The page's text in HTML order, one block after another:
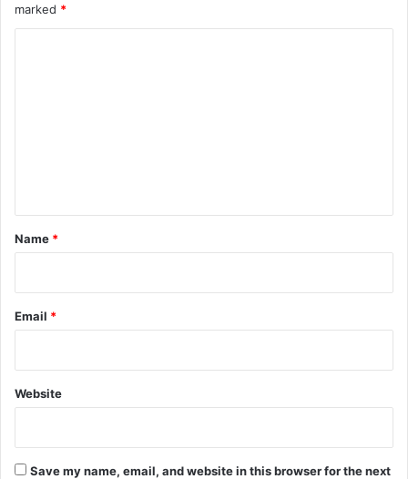
marked *
*
Name *
Email *
Website
Save my name, email, and website in this browser for the next